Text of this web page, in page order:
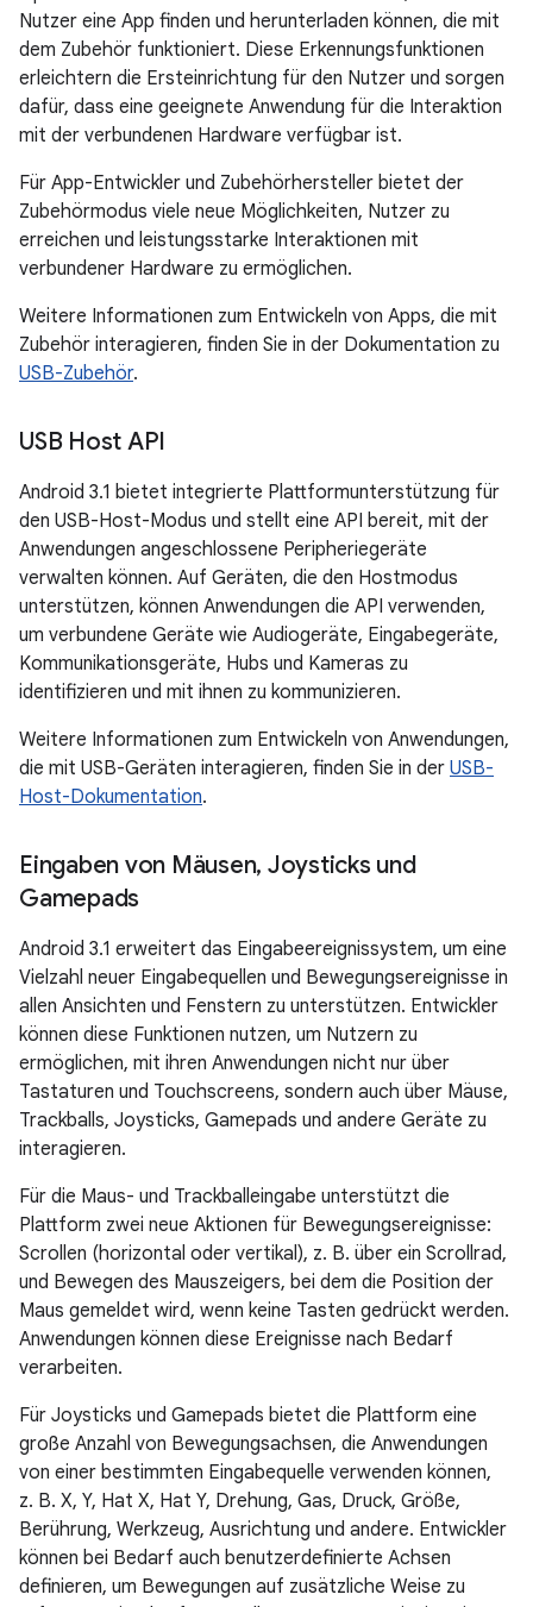
Nutzer eine App finden und herunterladen können, die mit
dem Zubehör funktioniert. Diese Erkennungsfunktionen
erleichtern die Ersteinrichtung für den Nutzer und sorgen
dafür, dass eine geeignete Anwendung für die Interaktion
mit der verbundenen Hardware verfügbar ist.
Für App-Entwickler und Zubehörhersteller bietet der
Zubehörmodus viele neue Möglichkeiten, Nutzer zu
erreichen und leistungsstarke Interaktionen mit
verbundener Hardware zu ermöglichen.
Weitere Informationen zum Entwickeln von Apps, die mit
Zubehör interagieren, finden Sie in der Dokumentation zu
USB-Zubehör.
USB Host API
Android 3.1 bietet integrierte Plattformunterstützung für
den USB-Host-Modus und stellt eine API bereit, mit der
Anwendungen angeschlossene Peripheriegeräte
verwalten können. Auf Geräten, die den Hostmodus
unterstützen, können Anwendungen die API verwenden,
um verbundene Geräte wie Audiogeräte, Eingabegeräte,
Kommunikationsgeräte, Hubs und Kameras zu
identifizieren und mit ihnen zu kommunizieren.
Weitere Informationen zum Entwickeln von Anwendungen,
die mit USB-Geräten interagieren, finden Sie in der USB-
Host-Dokumentation.
Eingaben von Mäusen, Joysticks und
Gamepads
Android 3.1 erweitert das Eingabeereignissystem, um eine
Vielzahl neuer Eingabequellen und Bewegungsereignisse in
allen Ansichten und Fenstern zu unterstützen. Entwickler
können diese Funktionen nutzen, um Nutzern zu
ermöglichen, mit ihren Anwendungen nicht nur über
Tastaturen und Touchscreens, sondern auch über Mäuse,
Trackballs, Joysticks, Gamepads und andere Geräte zu
interagieren.
Für die Maus- und Trackballeingabe unterstützt die
Plattform zwei neue Aktionen für Bewegungsereignisse:
Scrollen (horizontal oder vertikal), z. B. über ein Scrollrad,
und Bewegen des Mauszeigers, bei dem die Position der
Maus gemeldet wird, wenn keine Tasten gedrückt werden.
Anwendungen können diese Ereignisse nach Bedarf
verarbeiten.
Für Joysticks und Gamepads bietet die Plattform eine
große Anzahl von Bewegungsachsen, die Anwendungen
von einer bestimmten Eingabequelle verwenden können,
z. B. X, Y, Hat X, Hat Y, Drehung, Gas, Druck, Größe,
Berührung, Werkzeug, Ausrichtung und andere. Entwickler
können bei Bedarf auch benutzerdefinierte Achsen
definieren, um Bewegungen auf zusätzliche Weise zu